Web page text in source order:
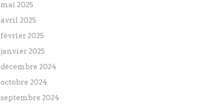
mai 2025
avril 2025
février 2025
janvier 2025
décembre 2024
octobre 2024
septembre 2024